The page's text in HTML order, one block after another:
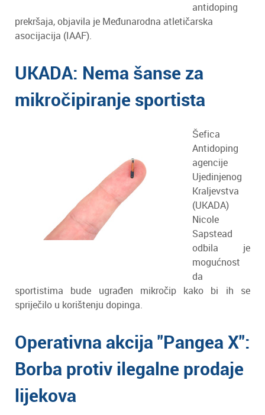
antidoping
prekršaja, objavila je Međunarodna atletičarska
asocijacija (IAAF).
UKADA: Nema šanse za
mikročipiranje sportista
Šefica
Antidoping
agencije
Ujedinjenog
Kraljevstva
(UKADA)
Nicole
Sapstead
odbila je
mogućnost
da
sportistima bude ugrađen mikročip kako bi ih se
spriječilo u korištenju dopinga.
Operativna akcija "Pangea X":
Borba protiv ilegalne prodaje
lijekova